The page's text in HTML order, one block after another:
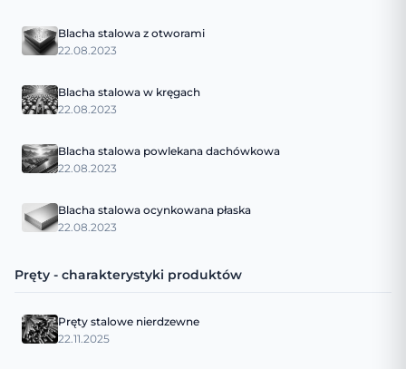
Blacha stalowa z otworami
22.08.2023
Blacha stalowa w kręgach
22.08.2023
Blacha stalowa powlekana dachówkowa
22.08.2023
Blacha stalowa ocynkowana płaska
22.08.2023
Pręty - charakterystyki produktów
Pręty stalowe nierdzewne
22.11.2025